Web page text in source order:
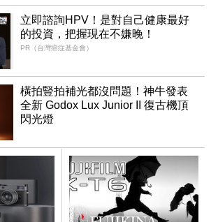
立即諮詢HPV！是對自己健康最好
的投資，把握現在不嫌晚！
PR（台灣癌症基金會）
橫拍豎拍補光都沒問題！神牛發表
全新 Godox Lux Junior II 復古機頂
閃光燈